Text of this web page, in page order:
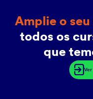
Amplie o
todos os
que